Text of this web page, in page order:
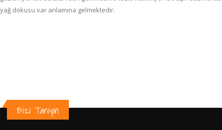
yağ dokusu var anlamına gelmektedir.
Bizi Tanıyın